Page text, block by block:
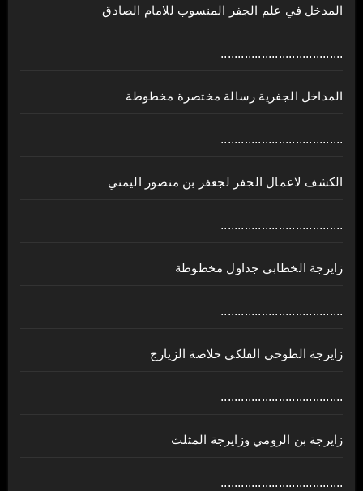
المدخل في علم الجفر المنسوب للامام الصادق
....................................
المداخل الجفرية رسالة مختصرة مخطوطة
....................................
الكشف لاعمال الجفر لجعفر بن منصور اليمني
....................................
زايرجة الخطابي جداول مخطوطة
....................................
زايرجة الطوخي الفلكي خلاصة الزيارج
....................................
زايرجة بن الرومي وزايرجة المثلث
....................................